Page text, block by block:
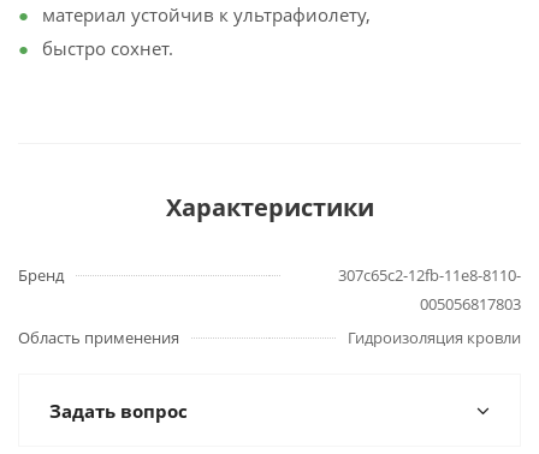
материал устойчив к ультрафиолету,
быстро сохнет.
Характеристики
Бренд
307c65c2-12fb-11e8-8110-
005056817803
Область применения
Гидроизоляция кровли
Задать вопрос